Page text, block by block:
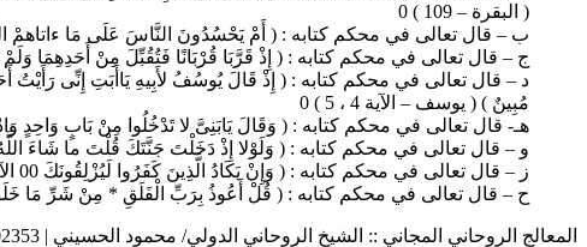
( البقرة – 109 ) 0
ب – قال تعالى في محكم كتابه : ( أَمْ يَحْسُدُونَ النَّاسَ عَلَى مَا ءاتاهمْ اللَّهُ
ج – قال تعالى في محكم كتابه : ( إِذْ قَرَّبَا قُرْبَانًا فَتُقُبِّلَ مِنْ أَحَدِهِمَا وَلَمْ
د – قال تعالى في محكم كتابه : ( إِذْ قَالَ يُوسُفُ لأَبِيهِ يَاأَبَتِ إِنِّى
مُبِينٌ ) ( يوسف – الآية 4 ، 5 ) 0
هـ- قال تعالى في محكم كتابه : ( وَقَالَ يَابَنِىَّ لا تَدْخُلُوا مِنْ بَابٍ وَاحِدٍ وَادْخُلُوا مِنْ أَبْوَابٍ مُتَفَرِّقَةٍ 000 الآية )
و – قال تعالى في محكم كتابه : ( وَلَوْلا إِذْ دَخَلْتَ جَنَّتَكَ قُلْتَ ما شَاءَ اللَّهُ لا
ز – قال تعالى في محكم كتابه : ( وَإِنْ يَكَادُ الَّذِينَ كَفَرُوا لَيُزْلِقُونَكَ 00 الآية ) ( القلم – الآية 51 ) 0
ح – قال تعالى في محكم كتابه : ( قُلْ أَعُوذُ بِرَبِّ الْفَلَقِ * مِنْ شَرِّ مَا
المعالج الروحاني المجاني :: الشيخ الروحاني الدولي/ محمود الحسيني | 0014708802353